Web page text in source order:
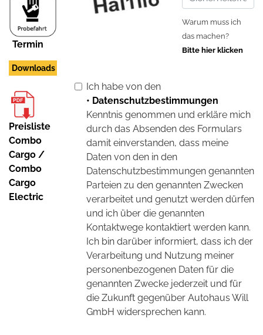
Termin
Downloads
Preisliste
Combo
Cargo /
Combo
Cargo
Electric
Warum muss ich
das machen?
Bitte hier klicken
Ich habe von den
• Datenschutzbestimmungen
Kenntnis genommen und erkläre mich
durch das Absenden des Formulars
damit einverstanden, dass meine
Daten von den in den
Datenschutzbestimmungen genannten
Parteien zu den genannten Zwecken
verarbeitet und genutzt werden dürfen
und ich über die genannten
Kontaktwege kontaktiert werden kann.
Ich bin darüber informiert, dass ich der
Verarbeitung und Nutzung meiner
personenbezogenen Daten für die
genannten Zwecke jederzeit und für
die Zukunft gegenüber Autohaus Will
GmbH widersprechen kann.